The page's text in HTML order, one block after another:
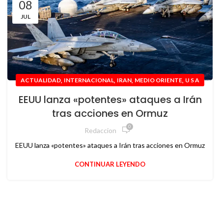
08
JUL
ACTUALIDAD, INTERNACIONAL, IRAN, MEDIO ORIENTE, U S A
EEUU lanza «potentes» ataques a Irán
tras acciones en Ormuz
Redaccion 0
EEUU lanza «potentes» ataques a Irán tras acciones en Ormuz
CONTINUAR LEYENDO